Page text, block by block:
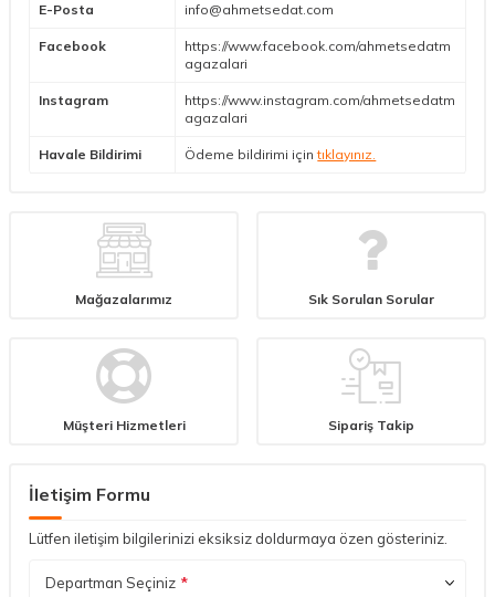
E-Posta info@ahmetsedat.com
Facebook
https://www.facebook.com/ahmetsedatm
agazalari
Instagram
https://www.instagram.com/ahmetsedatm
agazalari
Havale Bildirimi Ödeme bildirimi içintıklayınız.
Mağazalarımız Sık Sorulan Sorular
Müşteri Hizmetleri Sipariş Takip
İletişim Formu
Lütfen iletişim bilgilerinizi eksiksiz doldurmaya özen gösteriniz.
Departman Seçiniz *